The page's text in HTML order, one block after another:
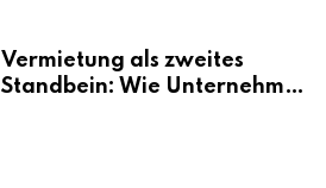
Vermietung als zweites
Standbein: Wie Unternehmen